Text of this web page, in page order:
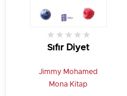
Sıfır Diyet
★ ★ ★ ★ ★
Jimmy Mohamed
Mona Kitap